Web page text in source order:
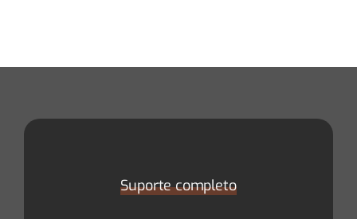
Suporte completo